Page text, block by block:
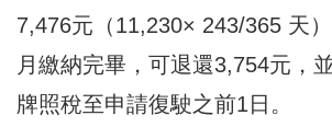
7,476元（11,230× 243/365 天
月繳納完畢，可退還3,754元，
牌照稅至申請復駛之前1日。